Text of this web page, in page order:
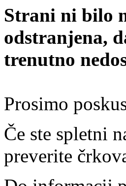
Strani ni bilo
odstranjena,
trenutno
Prosimo
Če ste spletni
preverite